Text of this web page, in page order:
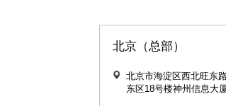
北京（总部）
北京市海淀区西北旺东
东区18号楼神州信息大